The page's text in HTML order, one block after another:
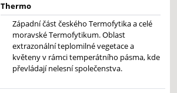
Thermo
Západní část českého Termofytika a celé
moravské Termofytikum. Oblast
extrazonální teplomilné vegetace a
květeny v rámci temperátního pásma, kde
převládají nelesní společenstva.